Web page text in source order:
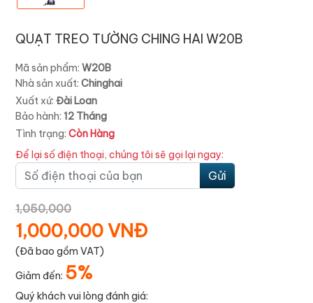
QUẠT TREO TƯỜNG CHING HAI W20B
Mã sản phẩm: W20B
Nhà sản xuất: Chinghai
Xuất xứ: Đài Loan
Bảo hành: 12 Tháng
Tình trạng: Còn Hàng
Để lại số điện thoại, chúng tôi sẽ gọi lại ngay:
Gửi
1,050,000
1,000,000 VNĐ
(Đã bao gồm VAT)
Giảm đến: 5%
Quý khách vui lòng đánh giá: